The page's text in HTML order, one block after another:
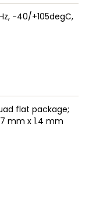
-40/+105degC,
flat package;
mm x 1.4 mm